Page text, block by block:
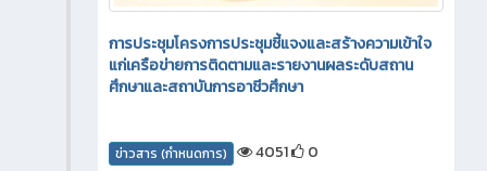
การประชุมโครงการประชุมชี้แจงและสร้างความเข้าใจ
แก่เครือข่ายการติดตามและรายงานผลระดับสถาน
ศึกษาและสถาบันการอาชีวศึกษา
ข่าวสาร (กำหนดการ) 4051 0